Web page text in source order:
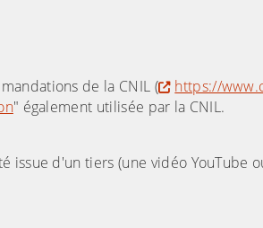
de la CNIL (
https://
" également utilisée par la CNIL.
d'un tiers (une vidéo YouTube